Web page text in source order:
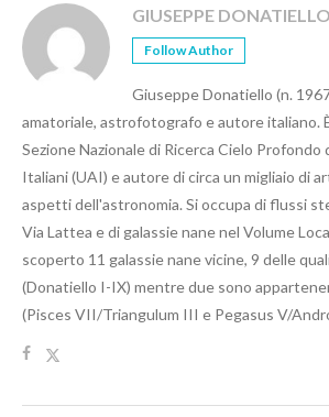
GIUSEPPE DONATIELLO
Follow Author
Giuseppe Donatiello (n.
amatoriale, astrofotografo e autore italiano.
Sezione Nazionale di Ricerca Cielo
Italiani (UAI) e autore di circa un migliaio di
aspetti dell'astronomia. Si occupa di flussi
Via Lattea e di galassie nane nel Volume
scoperto 11 galassie nane vicine, 9 delle
(Donatiello I-IX) mentre due sono
(Pisces VII/Triangulum III e Pegasus V/